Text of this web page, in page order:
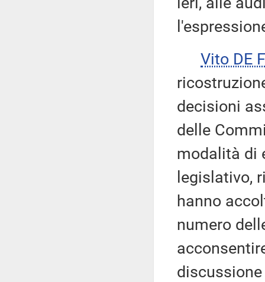
Vito DE
decisioni
delle
modalità di
legislativo,
hanno
numero